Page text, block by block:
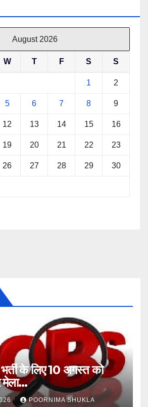
August 2026
W T F S S
1 2
5 6 7 8 9
12 13 14 15 16
19 20 21 22 23
26 27 28 29 30
के लिए 10 अगस्त को
मेला…
POORNIMA SHUKLA